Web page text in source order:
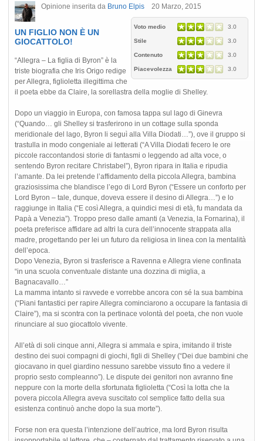
Opinione inserita da Bruno Elpis 20 Marzo, 2015
Voto medio 3.0
Stile 3.0
Contenuto 3.0
Piacevolezza 3.0
UN FIGLIO NON È UN
GIOCATTOLO!
“Allegra – La figlia di Byron” è la
triste biografia che Iris Origo redige
per Allegra, figlioletta illegittima che
il poeta ebbe da Claire, la sorellastra della moglie di Shelley.
Dopo un viaggio in Europa, con famosa tappa sul lago di Ginevra
(“Quando… gli Shelley si trasferirono in un cottage sulla sponda
meridionale del lago, Byron li seguì alla Villa Diodati…”), ove il gruppo si
trastulla in modo congeniale ai letterati (“A Villa Diodati fecero le ore
piccole raccontandosi storie di fantasmi o leggendo ad alta voce, o
sentendo Byron recitare Christabel”), Byron ripara in Italia e ripudia
l’amante. Da lei pretende l’affidamento della piccola Allegra, bambina
graziosissima che blandisce l’ego di Lord Byron (“Essere un conforto per
Lord Byron – tale, dunque, doveva essere il desino di Allegra…”) e lo
raggiunge in Italia (“E così Allegra, a quindici mesi di età, fu mandata da
Papà a Venezia”). Troppo preso dalle amanti (a Venezia, la Fornarina), il
poeta preferisce affidare ad altri la cura dell’innocente strappata alla
madre, progettando per lei un futuro da religiosa in linea con la mentalità
dell’epoca.
Dopo Venezia, Byron si trasferisce a Ravenna e Allegra viene confinata
“in una scuola conventuale distante una dozzina di miglia, a
Bagnacavallo…”
La mamma intanto si ravvede e vorrebbe ancora con sé la sua bambina
(“Piani fantastici per rapire Allegra cominciarono a occupare la fantasia di
Claire”), ma si scontra con la pertinace volontà del poeta, che non vuole
rinunciare al suo giocattolo vivente.
All’età di soli cinque anni, Allegra si ammala e spira, imitando il triste
destino dei suoi compagni di giochi, figli di Shelley (“Dei due bambini che
giocavano in quel giardino nessuno sarebbe vissuto fino a vedere il
proprio sesto compleanno”). Le dispute dei genitori non avranno fine
neppure con la morte della sfortunata figlioletta (“Così la lotta che la
povera piccola Allegra aveva suscitato col semplice fatto della sua
esistenza continuò anche dopo la sua morte”).
Forse non era questa l’intenzione dell’autrice, ma lord Byron risulta